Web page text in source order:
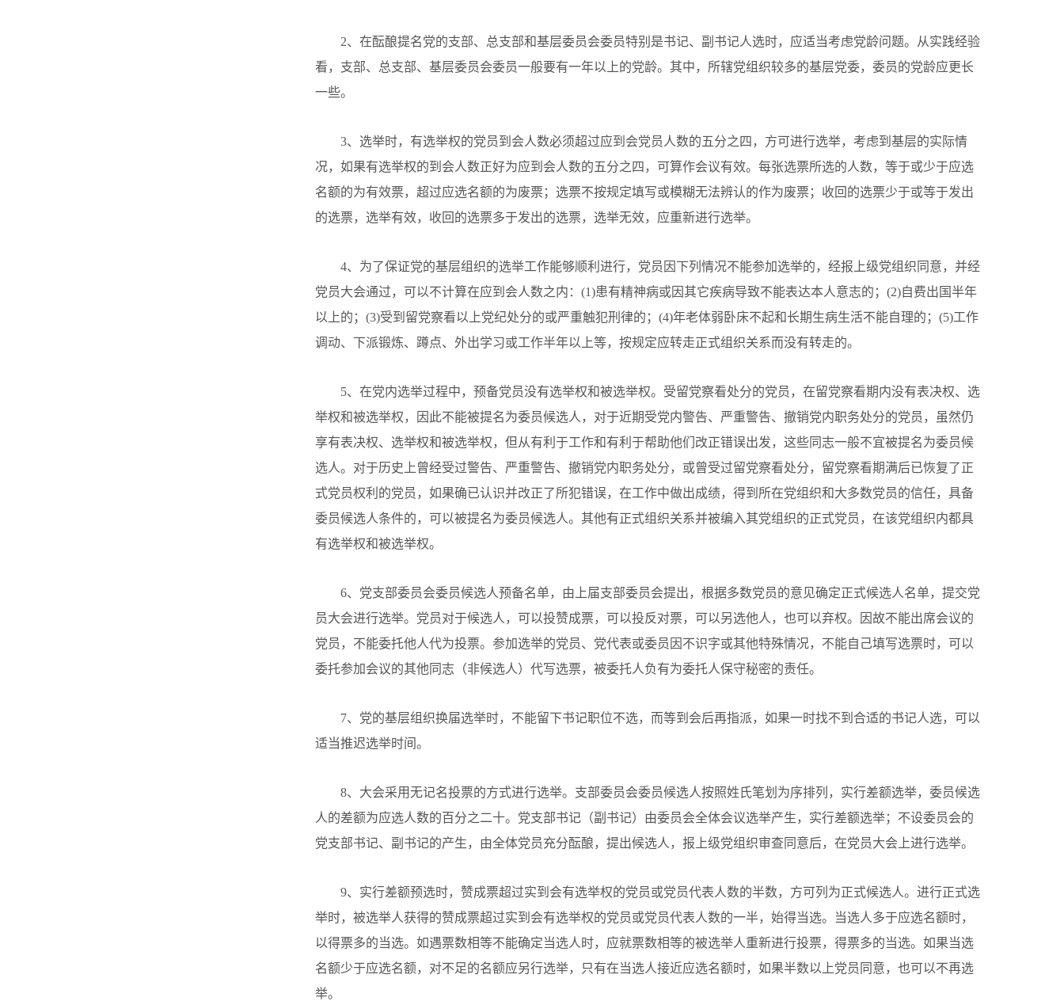
2、在酝酿提名党的支部、总支部和基层委员会委员特别是书记、副书记人选时，应适当考虑党龄问题。从实践经验
看，支部、总支部、基层委员会委员一般要有一年以上的党龄。其中，所辖党组织较多的基层党委，委员的党龄应更长
一些。
3、选举时，有选举权的党员到会人数必须超过应到会党员人数的五分之四，方可进行选举，考虑到基层的实际情
况，如果有选举权的到会人数正好为应到会人数的五分之四，可算作会议有效。每张选票所选的人数，等于或少于应选
名额的为有效票，超过应选名额的为废票；选票不按规定填写或模糊无法辨认的作为废票；收回的选票少于或等于发出
的选票，选举有效，收回的选票多于发出的选票，选举无效，应重新进行选举。
4、为了保证党的基层组织的选举工作能够顺利进行，党员因下列情况不能参加选举的，经报上级党组织同意，并经
党员大会通过，可以不计算在应到会人数之内：(1)患有精神病或因其它疾病导致不能表达本人意志的；(2)自费出国半年
以上的；(3)受到留党察看以上党纪处分的或严重触犯刑律的；(4)年老体弱卧床不起和长期生病生活不能自理的；(5)工作
调动、下派锻炼、蹲点、外出学习或工作半年以上等，按规定应转走正式组织关系而没有转走的。
5、在党内选举过程中，预备党员没有选举权和被选举权。受留党察看处分的党员，在留党察看期内没有表决权、选
举权和被选举权，因此不能被提名为委员候选人，对于近期受党内警告、严重警告、撤销党内职务处分的党员，虽然仍
享有表决权、选举权和被选举权，但从有利于工作和有利于帮助他们改正错误出发，这些同志一般不宜被提名为委员候
选人。对于历史上曾经受过警告、严重警告、撤销党内职务处分，或曾受过留党察看处分，留党察看期满后已恢复了正
式党员权利的党员，如果确已认识并改正了所犯错误，在工作中做出成绩，得到所在党组织和大多数党员的信任，具备
委员候选人条件的，可以被提名为委员候选人。其他有正式组织关系并被编入其党组织的正式党员，在该党组织内都具
有选举权和被选举权。
6、党支部委员会委员候选人预备名单，由上届支部委员会提出，根据多数党员的意见确定正式候选人名单，提交党
员大会进行选举。党员对于候选人，可以投赞成票，可以投反对票，可以另选他人，也可以弃权。因故不能出席会议的
党员，不能委托他人代为投票。参加选举的党员、党代表或委员因不识字或其他特殊情况，不能自己填写选票时，可以
委托参加会议的其他同志（非候选人）代写选票，被委托人负有为委托人保守秘密的责任。
7、党的基层组织换届选举时，不能留下书记职位不选，而等到会后再指派，如果一时找不到合适的书记人选，可以
适当推迟选举时间。
8、大会采用无记名投票的方式进行选举。支部委员会委员候选人按照姓氏笔划为序排列，实行差额选举，委员候选
人的差额为应选人数的百分之二十。党支部书记（副书记）由委员会全体会议选举产生，实行差额选举；不设委员会的
党支部书记、副书记的产生，由全体党员充分酝酿，提出候选人，报上级党组织审查同意后，在党员大会上进行选举。
9、实行差额预选时，赞成票超过实到会有选举权的党员或党员代表人数的半数，方可列为正式候选人。进行正式选
举时，被选举人获得的赞成票超过实到会有选举权的党员或党员代表人数的一半，始得当选。当选人多于应选名额时，
以得票多的当选。如遇票数相等不能确定当选人时，应就票数相等的被选举人重新进行投票，得票多的当选。如果当选
名额少于应选名额，对不足的名额应另行选举，只有在当选人接近应选名额时，如果半数以上党员同意，也可以不再选
举。